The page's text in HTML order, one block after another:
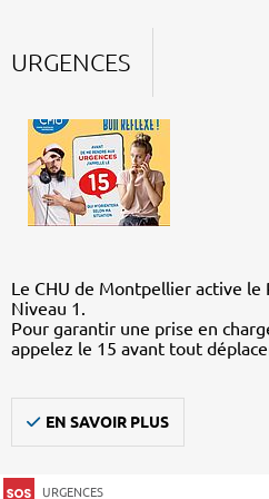
URGENCES
Le CHU de Montpellier active le
Niveau 1.
Pour garantir une prise en
appelez le 15 avant tout
EN SAVOIR PLUS
URGENCES